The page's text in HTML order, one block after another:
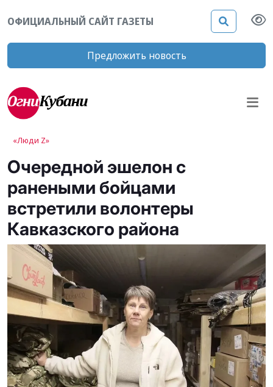
ОФИЦИАЛЬНЫЙ САЙТ ГАЗЕТЫ
Предложить новость
«Люди Z»
Очередной эшелон с
ранеными бойцами
встретили волонтеры
Кавказского района